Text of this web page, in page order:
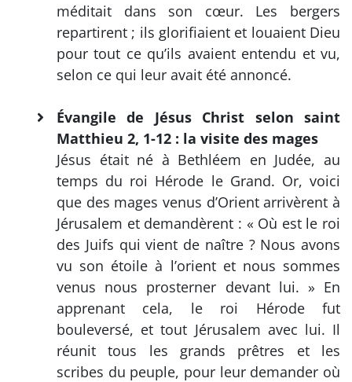
méditait dans son cœur. Les bergers
repartirent ; ils glorifiaient et louaient Dieu
pour tout ce qu’ils avaient entendu et vu,
selon ce qui leur avait été annoncé.
Évangile de Jésus Christ selon saint
Matthieu 2, 1-12 : la visite des mages
Jésus était né à Bethléem en Judée, au
temps du roi Hérode le Grand. Or, voici
que des mages venus d’Orient arrivèrent à
Jérusalem et demandèrent : « Où est le roi
des Juifs qui vient de naître ? Nous avons
vu son étoile à l’orient et nous sommes
venus nous prosterner devant lui. » En
apprenant cela, le roi Hérode fut
bouleversé, et tout Jérusalem avec lui. Il
réunit tous les grands prêtres et les
scribes du peuple, pour leur demander où